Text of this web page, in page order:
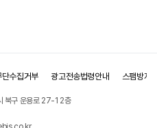
단수집거부 광고전송법령안내 스팸방지
북구 운용로 27-1 2층